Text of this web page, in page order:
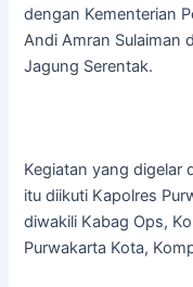
dengan Kementerian
Andi Amran Sulaiman
Jagung Serentak.
Kegiatan yang digelar
itu diikuti Kapolres
diwakili Kabag Ops,
Purwakarta Kota,